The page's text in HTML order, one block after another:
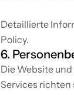
Detaillierte
Policy.
6.
Die Website
Services richten